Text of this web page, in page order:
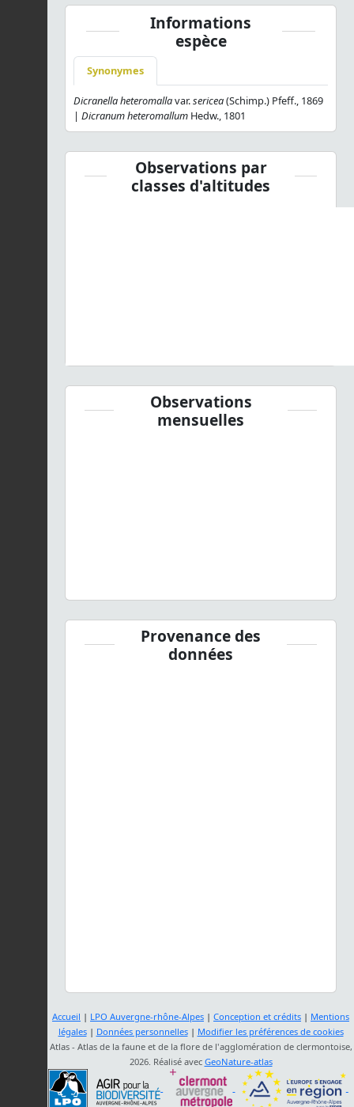
Informations
espèce
Synonymes
Dicranella heteromallavar.sericea(Schimp.) Pfeff., 1869
| Dicranum heteromallum Hedw., 1801
Observations par
classes d'altitudes
Observations
mensuelles
Provenance des
données
Accueil | LPO Auvergne-rhône-Alpes | Conception et crédits | Mentions
légales| Données personnelles| Modifier les préférences de cookies
Atlas - Atlas de la faune et de la flore de l'agglomération de clermontoise,
2026. Réalisé avec GeoNature-atlas